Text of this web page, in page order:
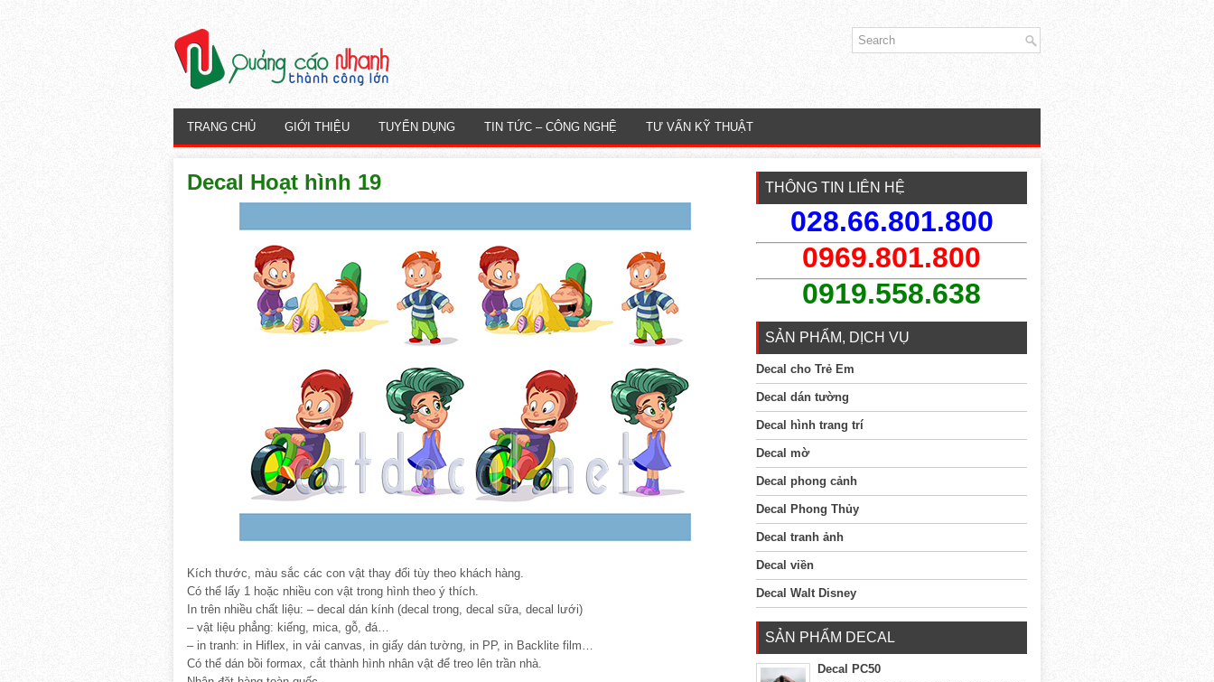
TRANG CHỦ GIỚI THIỆU TUYỂN DỤNG TIN TỨC – CÔNG NGHỆ TƯ VẤN KỸ THUẬT
Decal Hoạt hình 19
Kích thước, màu sắc các con vật thay đổi tùy theo khách hàng.
Có thể lấy 1 hoặc nhiều con vật trong hình theo ý thích.
In trên nhiều chất liệu: – decal dán kính (decal trong, decal sữa, decal lưới)
– vật liệu phẳng: kiếng, mica, gỗ, đá…
– in tranh: in Hiflex, in vải canvas, in giấy dán tường, in PP, in Backlite film…
Có thể dán bồi formax, cắt thành hình nhân vật để treo lên trần nhà.
THÔNG TIN LIÊN HỆ
028.66.801.800
0969.801.800
0919.558.638
SẢN PHẨM, DỊCH VỤ
Decal cho Trẻ Em
Decal dán tường
Decal hình trang trí
Decal mờ
Decal phong cảnh
Decal Phong Thủy
Decal tranh ảnh
Decal viền
Decal Walt Disney
SẢN PHẨM DECAL
Decal PC50